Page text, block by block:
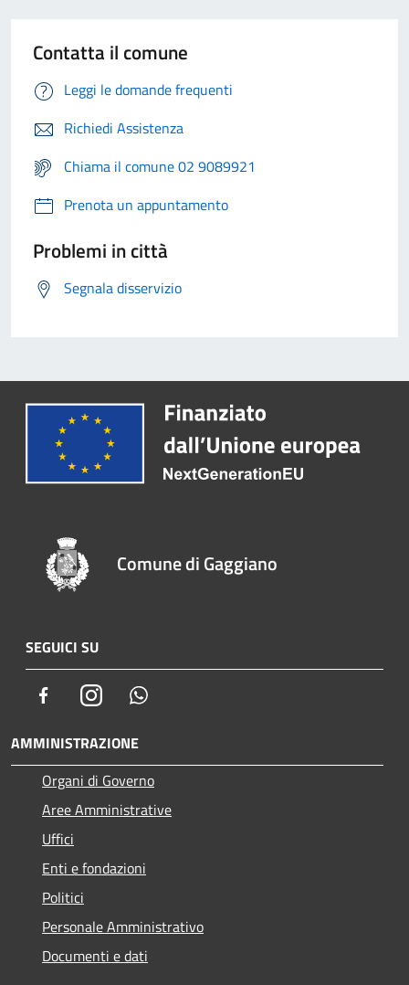
Contatta il comune
Leggi le domande frequenti
Richiedi Assistenza
Chiama il comune 02 9089921
Prenota un appuntamento
Problemi in città
Segnala disservizio
Comune di Gaggiano
SEGUICI SU
FacebookInstagram
AMMINISTRAZIONE
Organi di Governo
Aree Amministrative
Uffici
Enti e fondazioni
Politici
Personale Amministrativo
Documenti e dati